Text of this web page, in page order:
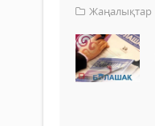
Жаңалықтар